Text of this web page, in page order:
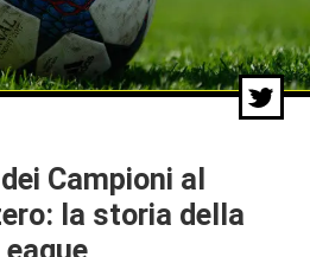
Campioni al
la storia della